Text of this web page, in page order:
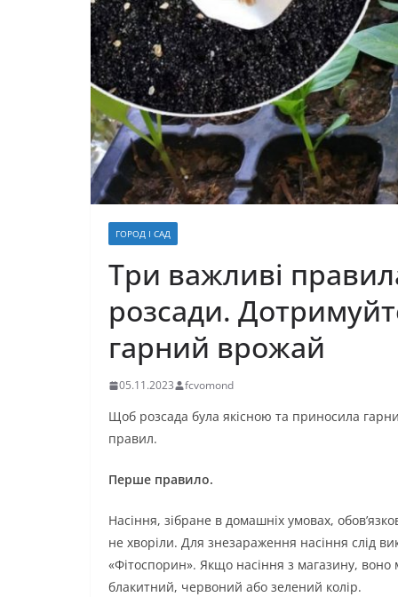
ГОРОД І САД
Три важливі
розсади.
гарний врожай
05.11.2023 fcvomond
Щоб розсада була якісною та приносила
правил.
Перше правило.
Насіння, зібране в домашніх умовах,
не хворіли. Для знезараження насіння слід
«Фітоспорин». Якщо насіння з магазину,
блакитний, червоний або зелений колір.